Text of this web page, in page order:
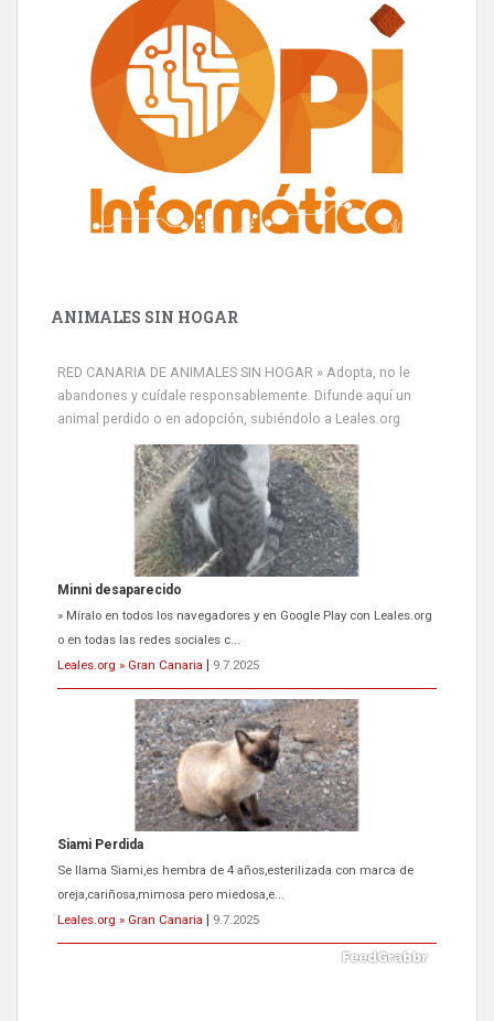
ANIMALES SIN HOGAR
RED CANARIA DE ANIMALES SIN HOGAR » Adopta, no le
abandones y cuídale responsablemente. Difunde aquí un
animal perdido o en adopción, subiéndolo a Leales.org
Siami Perdida
Se llama Siami,es hembra de 4 años,esterilizada con marca de
oreja,cariñosa,mimosa pero miedosa,e...
Leales.org » Gran Canaria
9.7.2025
ADOPCIÓN URGENTE GATA TEROR GRAN CANARIA
El ayuntamiento se va a llevar a Los Gatos callejeros de la zona los
próximos días, ella incluida...
Leales.org » Gran Canaria
9.7.2025